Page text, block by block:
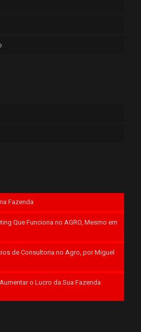
Fazenda
Que Funciona no AGRO, Mesmo em
de Consultoria no Agro, por Miguel
o Lucro da Sua Fazenda